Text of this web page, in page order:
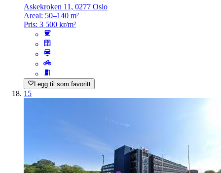
Askekroken 11, 0277 Oslo
Areal: 50–140 m²
Pris: 3 500 kr/m²
Legg til som favoritt
15